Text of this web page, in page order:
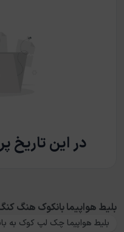
در این تاریخ
بلیط هواپیما بانکوک هنگ
بلیط هواپیما چک لپ کوک به